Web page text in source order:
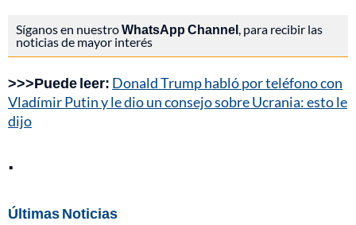
Síganos en nuestroWhatsApp Channel, para recibir las
noticias de mayor interés
>>>Puede leer: Donald Trump habló por teléfono con
Vladímir Putin y le dio un consejo sobre Ucrania: esto le
dijo
.
Últimas Noticias